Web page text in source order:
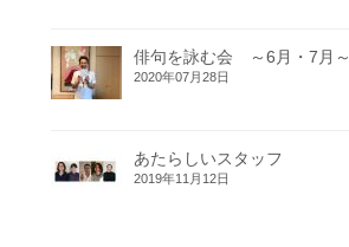
俳句を詠む会 ～6月・7月～
2020年07月28日
あたらしいスタッフ
2019年11月12日